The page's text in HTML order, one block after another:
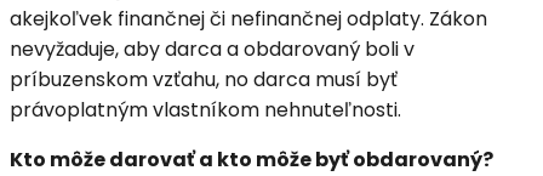
akejkoľvek finančnej či nefinančnej odplaty. Zákon
nevyžaduje, aby darca a obdarovaný boli v
príbuzenskom vzťahu, no darca musí byť
právoplatným vlastníkom nehnuteľnosti.
Kto môže darovať a kto môže byť obdarovaný?